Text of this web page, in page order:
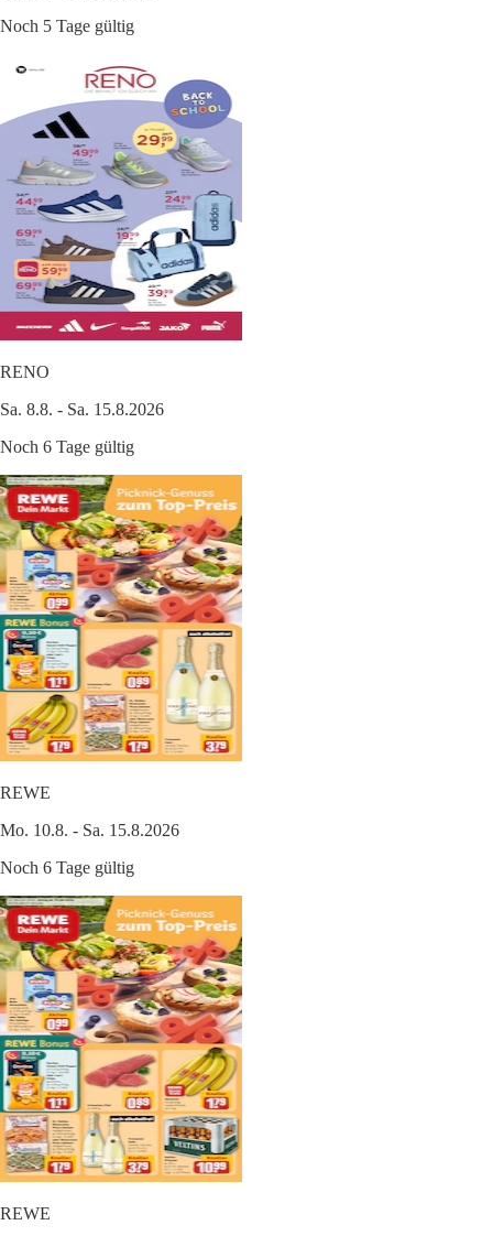
Noch 5 Tage gültig
RENO
Sa. 8.8. - Sa. 15.8.2026
Noch 6 Tage gültig
REWE
Mo. 10.8. - Sa. 15.8.2026
Noch 6 Tage gültig
REWE